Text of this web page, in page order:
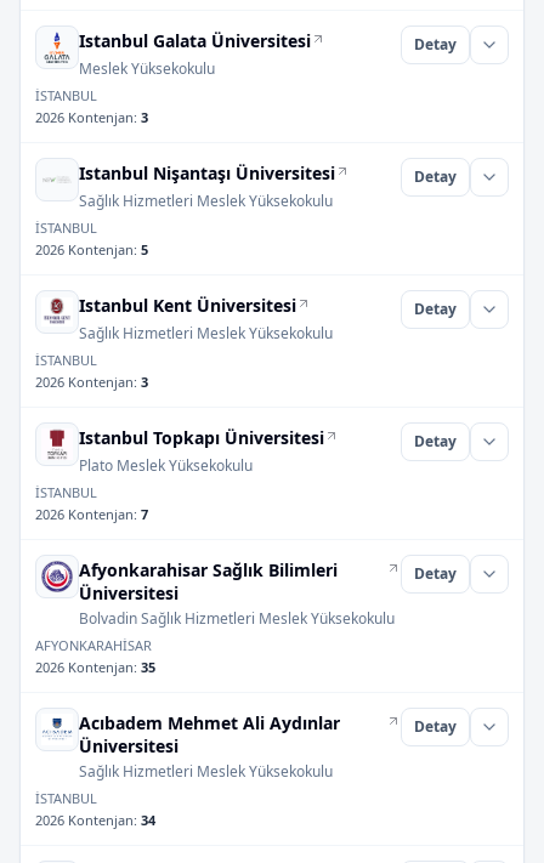
Istanbul Galata Üniversitesi
Meslek Yüksekokulu
Detay
İSTANBUL
2026 Kontenjan: 3
Istanbul Nişantaşı Üniversitesi
Sağlık Hizmetleri Meslek Yüksekokulu
Detay
İSTANBUL
2026 Kontenjan: 5
Istanbul Kent Üniversitesi
Sağlık Hizmetleri Meslek Yüksekokulu
Detay
İSTANBUL
2026 Kontenjan: 3
Istanbul Topkapı Üniversitesi
Plato Meslek Yüksekokulu
Detay
İSTANBUL
2026 Kontenjan: 7
Afyonkarahisar Sağlık Bilimleri
Üniversitesi
Bolvadin Sağlık Hizmetleri Meslek Yüksekokulu
Detay
AFYONKARAHİSAR
2026 Kontenjan: 35
Acıbadem Mehmet Ali Aydınlar
Üniversitesi
Sağlık Hizmetleri Meslek Yüksekokulu
Detay
İSTANBUL
2026 Kontenjan: 34